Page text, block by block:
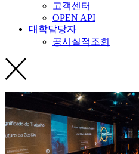
고객센터
OPEN API
대학담당자
공시실적조회